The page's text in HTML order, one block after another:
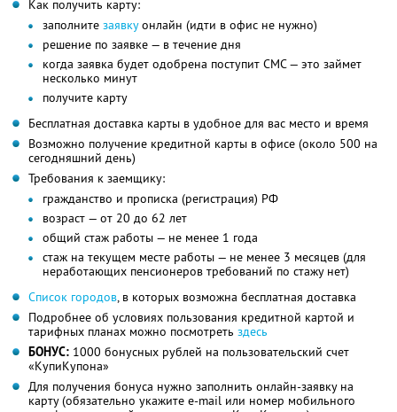
Как получить карту:
заполните заявкуонлайн (идти в офис не нужно)
решение по заявке — в течение дня
когда заявка будет одобрена поступит СМС — это займет
несколько минут
получите карту
Бесплатная доставка карты в удобное для вас место и время
Возможно получение кредитной карты в офисе (около 500 на
сегодняшний день)
Требования к заемщику:
гражданство и прописка (регистрация) РФ
возраст — от 20 до 62 лет
общий стаж работы — не менее 1 года
стаж на текущем месте работы — не менее 3 месяцев (для
неработающих пенсионеров требований по стажу нет)
Список городов, в которых возможна бесплатная доставка
Подробнее об условиях пользования кредитной картой и
тарифных планах можно посмотреть здесь
БОНУС: 1000 бонусных рублей на пользовательский счет
«КупиКупона»
Для получения бонуса нужно заполнить онлайн-заявку на
карту (обязательно укажите e-mail или номер мобильного